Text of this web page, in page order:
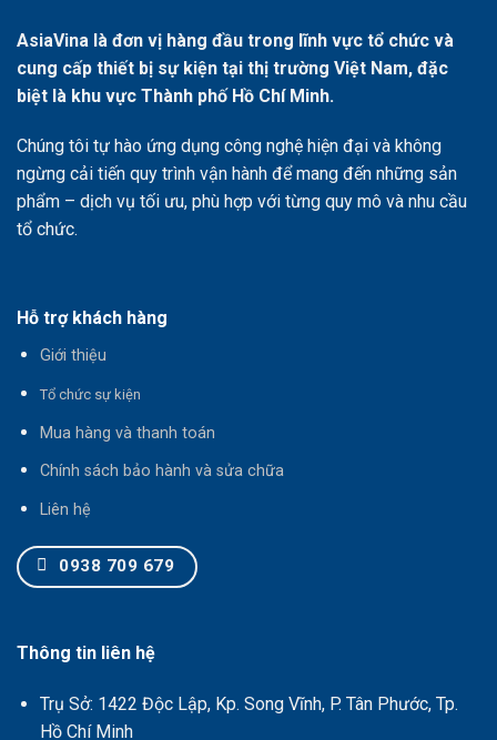
AsiaVina là đơn vị hàng đầu trong lĩnh vực tổ chức và
cung cấp thiết bị sự kiện tại thị trường Việt Nam, đặc
biệt là khu vực Thành phố Hồ Chí Minh.
Chúng tôi tự hào ứng dụng công nghệ hiện đại và không
ngừng cải tiến quy trình vận hành để mang đến những sản
phẩm – dịch vụ tối ưu, phù hợp với từng quy mô và nhu cầu
tổ chức.
Hỗ trợ khách hàng
Giới thiệu
Tổ chức sự kiện
Mua hàng và thanh toán
Chính sách bảo hành và sửa chữa
Liên hệ
0938 709 679
Thông tin liên hệ
Trụ Sở: 1422 Độc Lập, Kp. Song Vĩnh, P. Tân Phước, Tp.
Hồ Chí Minh